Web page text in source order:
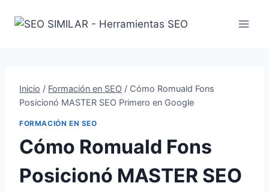
Inicio / Formación en SEO / Cómo Romuald Fons
Posicionó MASTER SEO Primero en Google
FORMACIÓN EN SEO
Cómo Romuald Fons
Posicionó MASTER SEO